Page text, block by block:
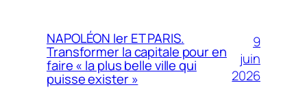
NAPOLÉON Ier ET PARIS.
Transformer la capitale pour en
faire « la plus belle ville qui
puisse exister »
9
juin
2026